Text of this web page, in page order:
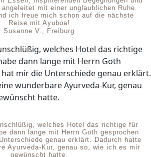
mit einer unglaublichen Ruhe.
ich freue mich schon auf die nächste
Reise mit Ayuboa!
Susanne V., Freiburg
welches Hotel das richtige für
dann lange mit Herrn Goth gesprochen
genau erklärt. Dadurch hatte
Ayurveda-Kur, genau so, wie ich es mir
gewünscht hatte.